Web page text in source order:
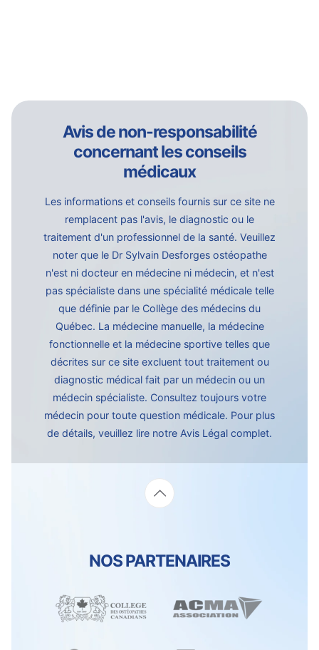
Avis de non-responsabilité
concernant les conseils
médicaux
Les informations et conseils fournis sur ce site ne
remplacent pas l'avis, le diagnostic ou le
traitement d'un professionnel de la santé. Veuillez
noter que le Dr Sylvain Desforges ostéopathe
n'est ni docteur en médecine ni médecin, et n'est
pas spécialiste dans une spécialité médicale telle
que définie par le Collège des médecins du
Québec. La médecine manuelle, la médecine
fonctionnelle et la médecine sportive telles que
décrites sur ce site excluent tout traitement ou
diagnostic médical fait par un médecin ou un
médecin spécialiste. Consultez toujours votre
médecin pour toute question médicale. Pour plus
de détails, veuillez lire notre Avis Légal complet.
NOS PARTENAIRES